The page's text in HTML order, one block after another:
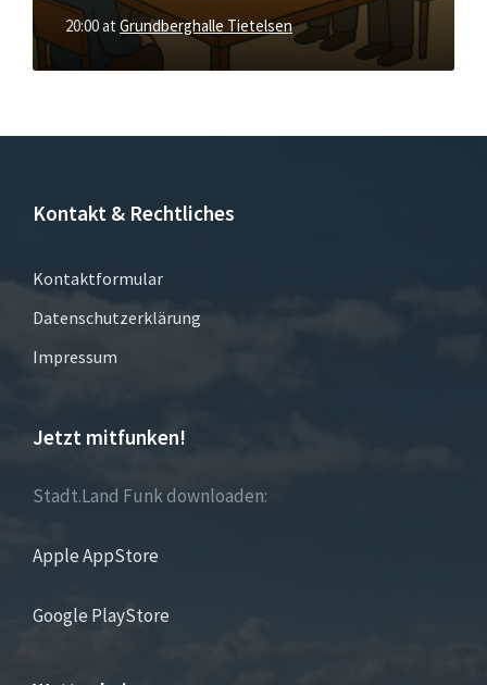
20:00at Grundberghalle Tietelsen
Kontakt & Rechtliches
Kontaktformular
Datenschutzerklärung
Impressum
Jetzt mitfunken!
Stadt.Land Funk downloaden:
Apple AppStore
Google PlayStore